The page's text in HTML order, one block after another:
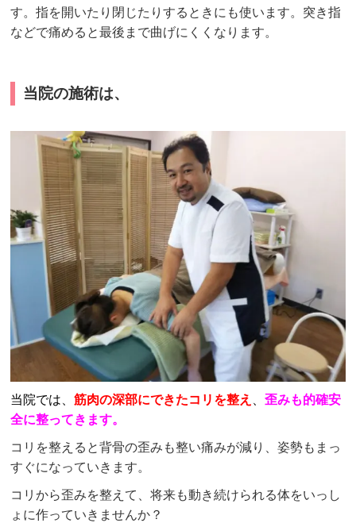
す。指を開いたり閉じたりするときにも使います。突き指
などで痛めると最後まで曲げにくくなります。
当院の施術は、
当院では、筋肉の深部にできたコリを整え 、歪みも的確安
全に整ってきます。
コリを整えると背骨の歪みも整い痛みが減り、姿勢もまっ
すぐになっていきます。
コリから歪みを整えて、将来も動き続けられる体をいっし
ょに作っていきませんか？